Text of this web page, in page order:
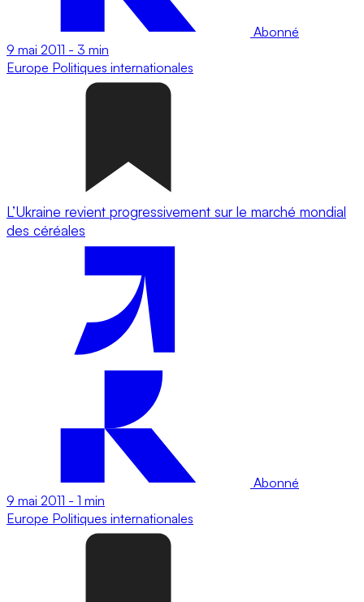
Abonné
9 mai 2011 - 3 min
Europe Politiques internationales
L’Ukraine revient progressivement sur le marché mondial
des céréales
Abonné
9 mai 2011 - 1 min
Europe Politiques internationales